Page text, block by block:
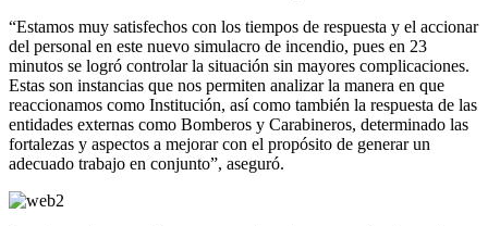
“Estamos muy satisfechos con los tiempos de respuesta y el accionar
del personal en este nuevo simulacro de incendio, pues en 23
minutos se logró controlar la situación sin mayores complicaciones.
Estas son instancias que nos permiten analizar la manera en que
reaccionamos como Institución, así como también la respuesta de las
entidades externas como Bomberos y Carabineros, determinado las
fortalezas y aspectos a mejorar con el propósito de generar un
adecuado trabajo en conjunto”, aseguró.